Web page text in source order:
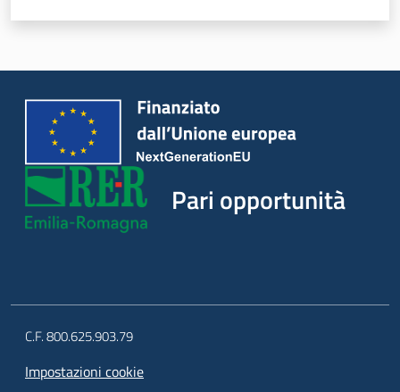
Piani Programmi
Pari opportunità
C.F. 800.625.903.79
Impostazioni cookie